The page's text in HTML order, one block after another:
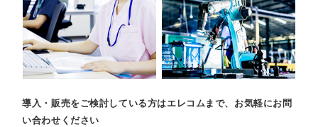
導入・販売をご検討している方はエレコムまで、お気軽にお問
い合わせください